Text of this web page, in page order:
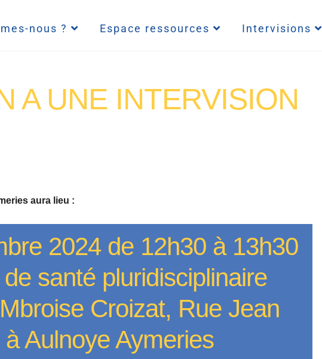
nous ? Espace ressources Intervisions
A UNE INTERVISION
aura lieu :
2024 de 12h30 à 13h30
santé pluridisciplinaire
Croizat, Rue Jean
Aulnoye Aymeries